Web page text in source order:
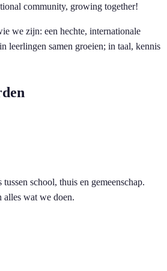
community, growing together!
we zijn: een hechte, internationale
leerlingen samen groeien; in taal, kennis
school, thuis en gemeenschap.
alles wat we doen.